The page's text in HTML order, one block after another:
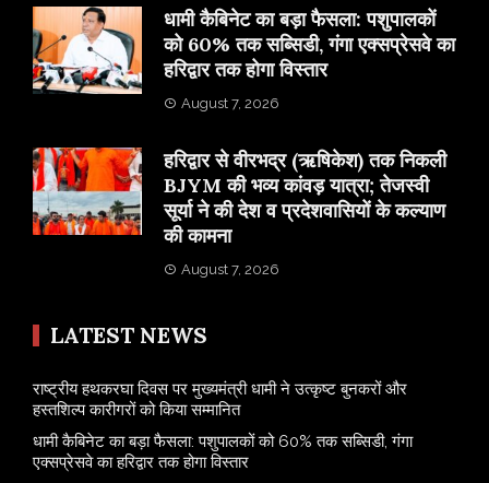
​धामी कैबिनेट का बड़ा फैसला: पशुपालकों
को 60% तक सब्सिडी, गंगा एक्सप्रेसवे का
हरिद्वार तक होगा विस्तार
August 7, 2026
​हरिद्वार से वीरभद्र (ऋषिकेश) तक निकली
BJYM की भव्य कांवड़ यात्रा; तेजस्वी
सूर्या ने की देश व प्रदेशवासियों के कल्याण
की कामना
August 7, 2026
LATEST NEWS
राष्ट्रीय हथकरघा दिवस पर मुख्यमंत्री धामी ने उत्कृष्ट बुनकरों और
हस्तशिल्प कारीगरों को किया सम्मानित
​धामी कैबिनेट का बड़ा फैसला: पशुपालकों को 60% तक सब्सिडी, गंगा
एक्सप्रेसवे का हरिद्वार तक होगा विस्तार